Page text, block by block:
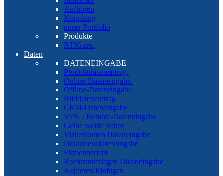
Aufhören
Kupplung
unser Portfolio
Produkte
RTIGuru.
Daten
DATENEINGABE
Produktdateneintrag.
Online-Dateneingabe.
Offline-Dateneingabe.
Bilddateneintrag.
CRM-Dateneingabe.
VPN / Remote-Dateneingabe
Gelbe weiße Seiten
Visitenkarten Dateneingabe
Dokumentdateneingabe
Firmenbericht
Rechtsunterlagen Dateneingabe
Kopieren Einfügen